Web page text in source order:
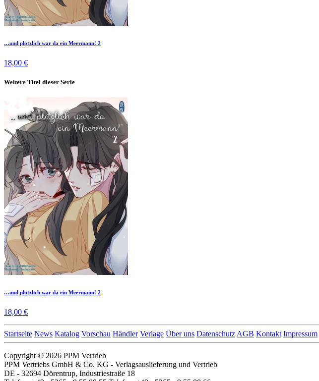
…und plötzlich war da ein Meermann! 2
18,00 €
Weitere Titel dieser Serie
…und plötzlich war da ein Meermann! 2
18,00 €
Startseite News Katalog Vorschau Händler Verlage Über uns Datenschutz AGB Kontakt Impressum
Copyright © 2026 PPM Vertrieb
PPM Vertriebs GmbH & Co. KG - Verlagsauslieferung und Vertrieb
DE - 32694 Dörentrup, Industriestraße 18